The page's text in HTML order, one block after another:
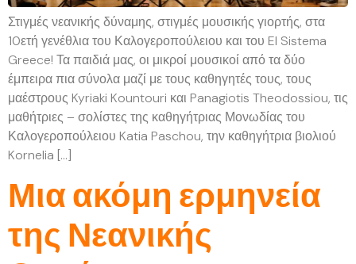
Στιγμές νεανικής δύναμης, στιγμές μουσικής γιορτής, στα
10ετή γενέθλια του Καλογεροπούλειου και του El Sistema
Greece! Τα παιδιά μας, οι μικροί μουσικοί από τα δύο
έμπειρα πια σύνολα μαζί με τους καθηγητές τους, τους
μαέστρους Kyriaki Kountouri και Panagiotis Theodossiou, τις
μαθήτριες – σολίστες της καθηγήτριας Μονωδίας του
Καλογεροπούλειου Katia Paschou, την καθηγήτρια βιολιού
Kornelia […]
Μια ακόμη ερμηνεία
της Νεανικής